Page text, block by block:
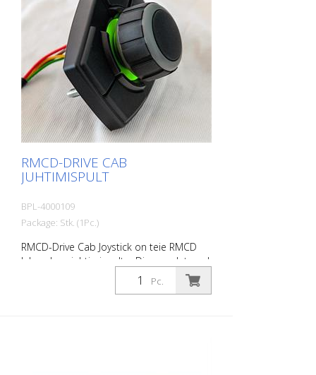
RMCD-DRIVE CAB
JUHTIMISPULT
BPL-4000109
Package: Stk. (1Pc.)
RMCD-Drive Cab Joystick on teie RMCD
lahenduse juhtimispult. - Dimmerdatavad
LED-indikaatorid ja sümbolid - IP67
kaitseklass - Vibratsiooni- ja löögikindel -
Pc.